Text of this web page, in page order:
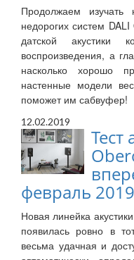
Продолжаем изучать
недорогих систем
датской акустики
воспроизведения, а
насколько хорошо
настенные модели
поможет им сабвуфер!
12.02.2019
Тест
февраль
Новая линейка
появилась ровно в
весьма удачная и